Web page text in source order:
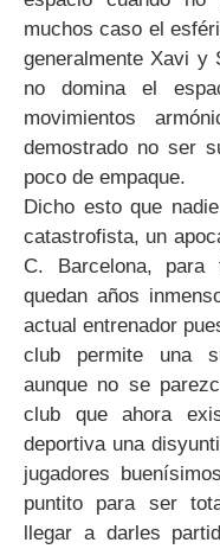
muchos caso el
generalmente Xavi y
no domina el
movimientos
demostrado no ser
poco de empaque.
Dicho esto que
catastrofista, un
C. Barcelona, para
quedan años
actual entrenador
club permite una
aunque no se
club que ahora
deportiva una
jugadores
puntito para ser
llegar a darles